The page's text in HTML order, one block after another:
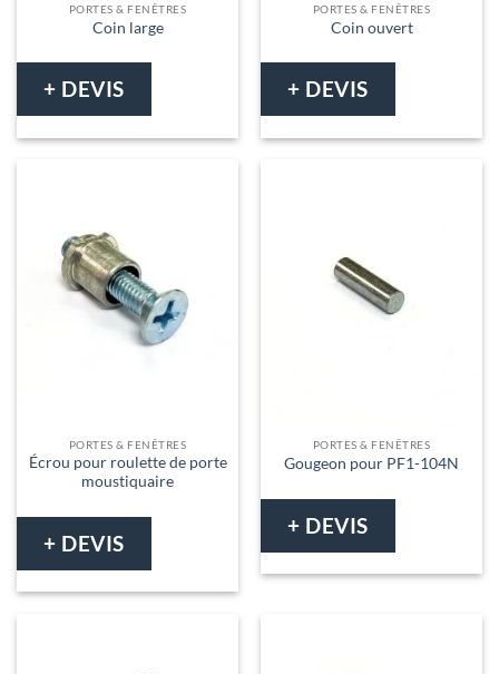
PORTES & FENÊTRES
Coin large
+ DEVIS
PORTES & FENÊTRES
Coin ouvert
+ DEVIS
PORTES & FENÊTRES
Écrou pour roulette de porte
moustiquaire
+ DEVIS
PORTES & FENÊTRES
Gougeon pour PF1-104N
+ DEVIS